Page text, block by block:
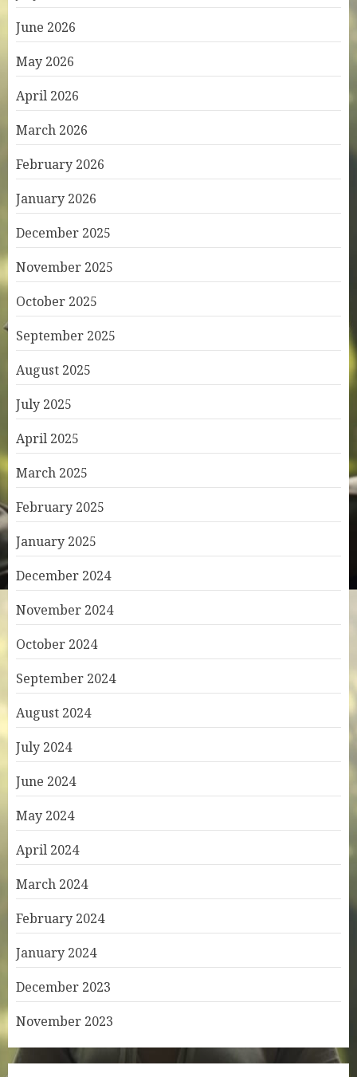
June 2026
May 2026
April 2026
March 2026
February 2026
January 2026
December 2025
November 2025
October 2025
September 2025
August 2025
July 2025
April 2025
March 2025
February 2025
January 2025
December 2024
November 2024
October 2024
September 2024
August 2024
July 2024
June 2024
May 2024
April 2024
March 2024
February 2024
January 2024
December 2023
November 2023